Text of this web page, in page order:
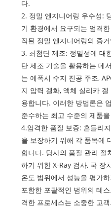
다.
2. 정밀 엔지니어링 우수성:
기 환경에서 요구되는 엄격
작된 정밀 엔지니어링의 증
3. 최첨단 제조: 정밀성에 대
단 제조 기술을 활용하는 데
는 에폭시 수지 진공 주조,
지 압력 겔화, 액체 실리카
용합니다. 이러한 방법론은
준수하는 최고 수준의 제품
4.엄격한 품질 보증: 흔들리
을 보장하기 위해 각 품목에
합니다. 당사의 품질 관리 절
하기 위한 X-Ray 검사, 국 장
온도 범위에서 성능을 평가
포함한 포괄적인 범위의 테
격한 프로세스는 소중한 고